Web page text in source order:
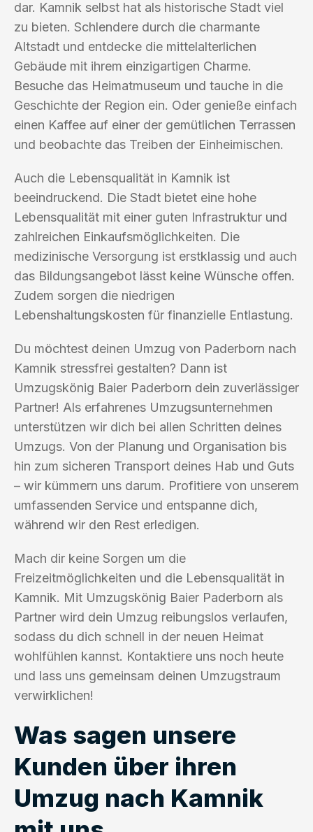
dar. Kamnik selbst hat als historische Stadt viel
zu bieten. Schlendere durch die charmante
Altstadt und entdecke die mittelalterlichen
Gebäude mit ihrem einzigartigen Charme.
Besuche das Heimatmuseum und tauche in die
Geschichte der Region ein. Oder genieße einfach
einen Kaffee auf einer der gemütlichen Terrassen
und beobachte das Treiben der Einheimischen.
Auch die Lebensqualität in Kamnik ist
beeindruckend. Die Stadt bietet eine hohe
Lebensqualität mit einer guten Infrastruktur und
zahlreichen Einkaufsmöglichkeiten. Die
medizinische Versorgung ist erstklassig und auch
das Bildungsangebot lässt keine Wünsche offen.
Zudem sorgen die niedrigen
Lebenshaltungskosten für finanzielle Entlastung.
Du möchtest deinen Umzug von Paderborn nach
Kamnik stressfrei gestalten? Dann ist
Umzugskönig Baier Paderborn dein zuverlässiger
Partner! Als erfahrenes Umzugsunternehmen
unterstützen wir dich bei allen Schritten deines
Umzugs. Von der Planung und Organisation bis
hin zum sicheren Transport deines Hab und Guts
– wir kümmern uns darum. Profitiere von unserem
umfassenden Service und entspanne dich,
während wir den Rest erledigen.
Mach dir keine Sorgen um die
Freizeitmöglichkeiten und die Lebensqualität in
Kamnik. Mit Umzugskönig Baier Paderborn als
Partner wird dein Umzug reibungslos verlaufen,
sodass du dich schnell in der neuen Heimat
wohlfühlen kannst. Kontaktiere uns noch heute
und lass uns gemeinsam deinen Umzugstraum
verwirklichen!
Was sagen unsere
Kunden über ihren
Umzug nach Kamnik